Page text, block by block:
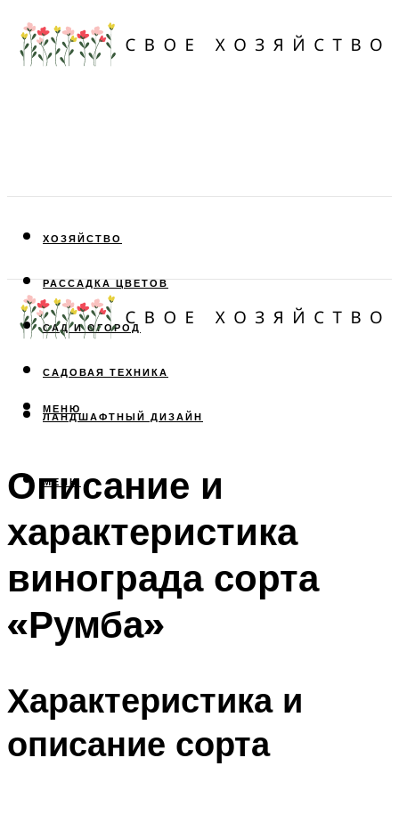
ХОЗЯЙСТВО
РАССАДКА ЦВЕТОВ
САД И ОГОРОД
САДОВАЯ ТЕХНИКА
ЛАНДШАФТНЫЙ ДИЗАЙН
МЕНЮ
МЕНЮ
Описание и
характеристика
винограда сорта
«Румба»
Характеристика и
описание сорта